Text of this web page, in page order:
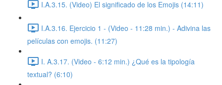
I.A.3.15. (Video) El significado de los Emojis (14:11)
I.A.3.16. Ejercicio 1 - (Video - 11:28 min.) - Adivina las
películas con emojis. (11:27)
I. A.3.17. (Video - 6:12 min.) ¿Qué es la tipología
textual? (6:10)